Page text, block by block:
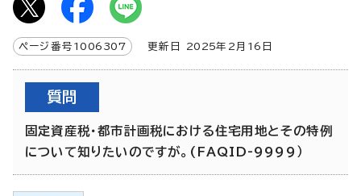
ページ番号 1006307 更新日 2025年2月 16 日
質問
固定資産税・都市計画税における住宅用地とその特例
について知りたいのですが。(FAQID-9999）